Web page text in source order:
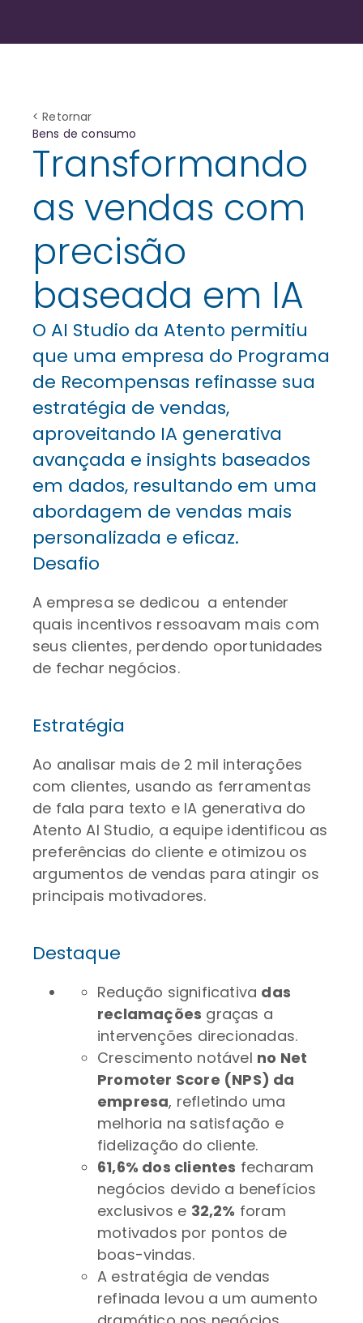
< Retornar
Bens de consumo
Transformando
as vendas com
precisão
baseada em IA
O AI Studio da Atento permitiu
que uma empresa do Programa
de Recompensas refinasse sua
estratégia de vendas,
aproveitando IA generativa
avançada e insights baseados
em dados, resultando em uma
abordagem de vendas mais
personalizada e eficaz.
Desafio
A empresa se dedicou a entender
quais incentivos ressoavam mais com
seus clientes, perdendo oportunidades
de fechar negócios.
Estratégia
Ao analisar mais de 2 mil interações
com clientes, usando as ferramentas
de fala para texto e IA generativa do
Atento AI Studio, a equipe identificou as
preferências do cliente e otimizou os
argumentos de vendas para atingir os
principais motivadores.
Destaque
Redução significativa das
reclamações graças a
intervenções direcionadas.
Crescimento notável no Net
Promoter Score (NPS) da
empresa, refletindo uma
melhoria na satisfação e
fidelização do cliente.
61,6% dos clientes fecharam
negócios devido a benefícios
exclusivos e 32,2% foram
motivados por pontos de
boas-vindas.
A estratégia de vendas
refinada levou a um aumento